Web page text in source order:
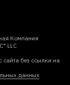
Компания
LLC
без ссылки на
данных